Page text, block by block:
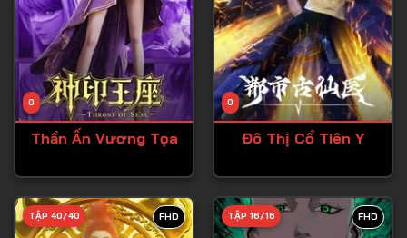
Tập 12
Tập 13
Tập 14
Tập 15
Tập 17
Tập 18
0
Thần Ấn Vương Tọa
0
Đô Thị Cổ Tiên Y
FHD
TẬP 40/40 FHD
TẬP 16/16